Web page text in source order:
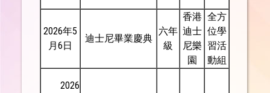
2026年5
月6日
迪士尼畢業慶典
六年
級
香港
迪士
尼樂
園
全方
位學
習活
動組
2026